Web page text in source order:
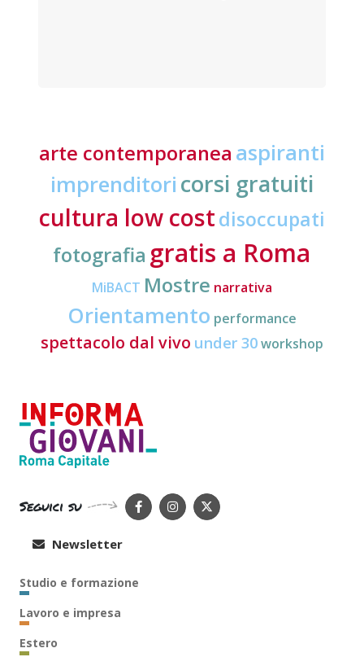
arte contemporanea aspiranti
imprenditori corsi gratuiti
cultura low costdisoccupati
fotografia gratis a Roma
MiBACT Mostre narrativa
Orientamento performance
spettacolo dal vivo under 30workshop
Seguici su
Newsletter
Studio e formazione
Lavoro e impresa
Estero